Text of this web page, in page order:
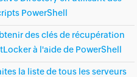
PowerShell
des clés de récupération
à l'aide de PowerShell
la liste de tous les serveurs